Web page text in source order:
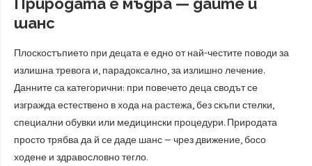
шанс
Плоскостъпието при децата е едно от най-честите поводи за
излишна тревога и, парадоксално, за излишно лечение.
Данните са категорични: при повечето деца сводът се
изгражда естествено в хода на растежа, без скъпи стелки,
специални обувки или медицински процедури. Природата
просто трябва да й се даде шанс — чрез движение, босо
ходене и здравословно тегло.